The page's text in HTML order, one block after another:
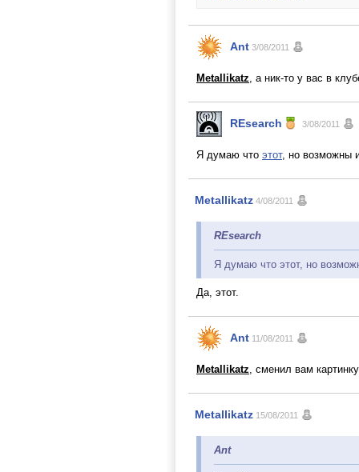
Ant 3/08/2011
Metallikatz, а ник-то у вас в
REsearch 3/08/2011
Я думаю что этот, но возможны
Metallikatz 4/08/2011
REsearch
Я думаю что этот, но
Да, этот.
Ant 11/08/2011
Metallikatz, сменил вам
Metallikatz 15/08/2011
Ant